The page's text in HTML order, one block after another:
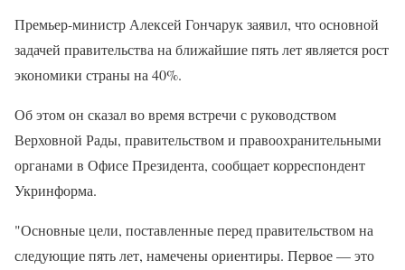
Премьер-министр Алексей Гончарук заявил, что основной
задачей правительства на ближайшие пять лет является рост
экономики страны на 40%.
Об этом он сказал во время встречи с руководством
Верховной Рады, правительством и правоохранительными
органами в Офисе Президента, сообщает корреспондент
Укринформа.
"Основные цели, поставленные перед правительством на
следующие пять лет, намечены ориентиры. Первое — это